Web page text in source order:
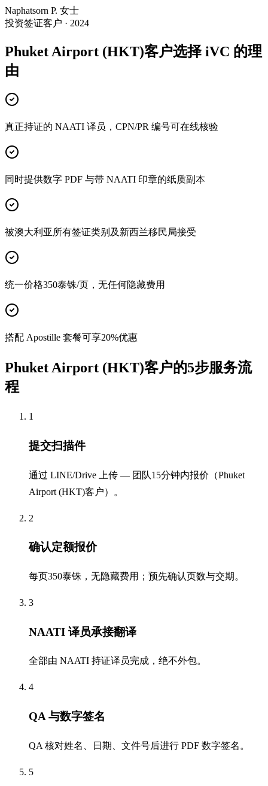
Naphatsorn P. 女士
投资签证客户 · 2024
Phuket Airport (HKT)客户选择 iVC 的理
由
真正持证的 NAATI 译员，CPN/PR 编号可在线核验
同时提供数字 PDF 与带 NAATI 印章的纸质副本
被澳大利亚所有签证类别及新西兰移民局接受
统一价格350泰铢/页，无任何隐藏费用
搭配 Apostille 套餐可享20%优惠
Phuket Airport (HKT)客户的5步服务流
程
1
提交扫描件
通过 LINE/Drive 上传 — 团队15分钟内报价（Phuket
Airport (HKT)客户）。
2
确认定额报价
每页350泰铢，无隐藏费用；预先确认页数与交期。
3
NAATI 译员承接翻译
全部由 NAATI 持证译员完成，绝不外包。
4
QA 与数字签名
QA 核对姓名、日期、文件号后进行 PDF 数字签名。
5